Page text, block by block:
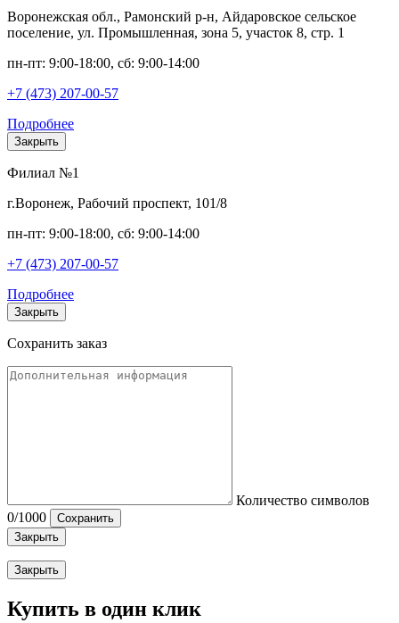
Воронежская обл., Рамонский р-н, Айдаровское сельское
поселение, ул. Промышленная, зона 5, участок 8, стр. 1
пн-пт: 9:00-18:00, сб: 9:00-14:00
+7 (473) 207-00-57
Подробнее
Закрыть
Филиал №1
г.Воронеж, Рабочий проспект, 101/8
пн-пт: 9:00-18:00, сб: 9:00-14:00
+7 (473) 207-00-57
Подробнее
Закрыть
Сохранить заказ
Количество символов
0/1000
Сохранить
Закрыть
Закрыть
Купить в один клик